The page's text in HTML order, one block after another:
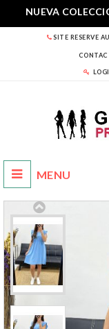
NUEVA
SITE RESERVE